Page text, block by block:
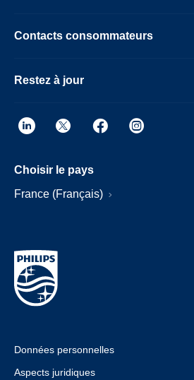
Contacts consommateurs
Restez à jour
Choisir le pays
France (Français)
Données personnelles
Aspects juridiques